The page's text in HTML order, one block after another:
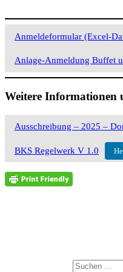
Anmeldeformular (Excel-
Anlage-Anmeldung Buffet
Weitere Informationen
Ausschreibung – 2025 –
BKS Regelwerk V 1.0
Aktuelles
Suchen
nach: